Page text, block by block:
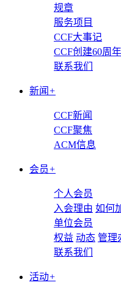
规章
服务项目
CCF大事记
CCF创建60周年
联系我们
新闻 +
CCF新闻
CCF聚焦
ACM信息
会员+
个人会员
入会理由 如何
单位会员
权益 动态 管理
联系我们
活动+